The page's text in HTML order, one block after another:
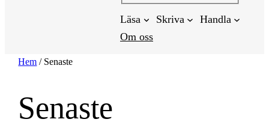
Läsa Skriva
Handla
Om oss
Hem / Senaste
Senaste